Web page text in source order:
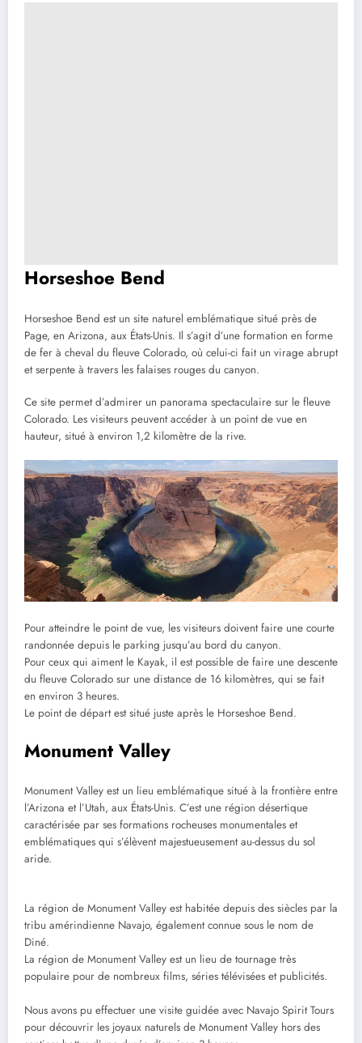
Horseshoe Bend
Horseshoe Bend est un site naturel emblématique situé près de
Page, en Arizona, aux États-Unis. Il s’agit d’une formation en forme
de fer à cheval du fleuve Colorado, où celui-ci fait un virage abrupt
et serpente à travers les falaises rouges du canyon.
Ce site permet d’admirer un panorama spectaculaire sur le fleuve
Colorado. Les visiteurs peuvent accéder à un point de vue en
hauteur, situé à environ 1,2 kilomètre de la rive.
Pour atteindre le point de vue, les visiteurs doivent faire une courte
randonnée depuis le parking jusqu’au bord du canyon.
Pour ceux qui aiment le Kayak, il est possible de faire une descente
du fleuve Colorado sur une distance de 16 kilomètres, qui se fait
en environ 3 heures.
Le point de départ est situé juste après le Horseshoe Bend.
Monument Valley
Monument Valley est un lieu emblématique situé à la frontière entre
l’Arizona et l’Utah, aux États-Unis. C’est une région désertique
caractérisée par ses formations rocheuses monumentales et
emblématiques qui s’élèvent majestueusement au-dessus du sol
aride.
La région de Monument Valley est habitée depuis des siècles par la
tribu amérindienne Navajo, également connue sous le nom de
Diné.
La région de Monument Valley est un lieu de tournage très
populaire pour de nombreux films, séries télévisées et publicités.
Nous avons pu effectuer une visite guidée avec Navajo Spirit Tours
pour découvrir les joyaux naturels de Monument Valley hors des